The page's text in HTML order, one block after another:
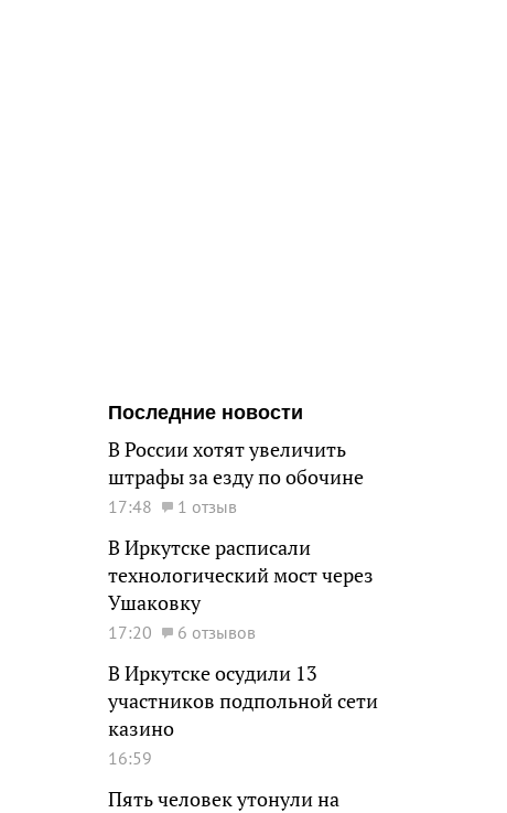
Последние новости
В России хотят увеличить
штрафы за езду по обочине
17:48 1 отзыв
В Иркутске расписали
технологический мост через
Ушаковку
17:20 6 отзывов
В Иркутске осудили 13
участников подпольной сети
казино
16:59
Пять человек утонули на